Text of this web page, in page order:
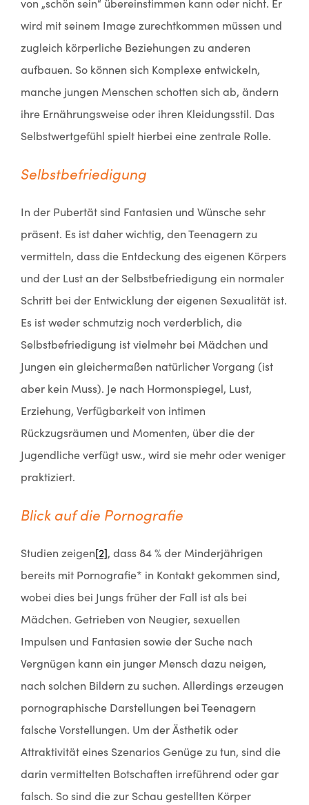
wird mit seinem Image zurechtkommen müssen und
zugleich körperliche Beziehungen zu anderen
aufbauen. So können sich Komplexe entwickeln,
manche jungen Menschen schotten sich ab, ändern
ihre Ernährungsweise oder ihren Kleidungsstil. Das
Selbstwertgefühl spielt hierbei eine zentrale Rolle.
Selbstbefriedigung
In der Pubertät sind Fantasien und Wünsche sehr
präsent. Es ist daher wichtig, den Teenagern zu
vermitteln, dass die Entdeckung des eigenen Körpers
und der Lust an der Selbstbefriedigung ein normaler
Schritt bei der Entwicklung der eigenen Sexualität ist.
Es ist weder schmutzig noch verderblich, die
Selbstbefriedigung ist vielmehr bei Mädchen und
Jungen ein gleichermaßen natürlicher Vorgang (ist
aber kein Muss). Je nach Hormonspiegel, Lust,
Erziehung, Verfügbarkeit von intimen
Rückzugsräumen und Momenten, über die der
Jugendliche verfügt usw., wird sie mehr oder weniger
praktiziert.
Blick auf die Pornografie
Studien zeigen[2], dass 84 % der Minderjährigen
bereits mit Pornografie* in Kontakt gekommen sind,
wobei dies bei Jungs früher der Fall ist als bei
Mädchen. Getrieben von Neugier, sexuellen
Impulsen und Fantasien sowie der Suche nach
Vergnügen kann ein junger Mensch dazu neigen,
nach solchen Bildern zu suchen. Allerdings erzeugen
pornographische Darstellungen bei Teenagern
falsche Vorstellungen. Um der Ästhetik oder
Attraktivität eines Szenarios Genüge zu tun, sind die
darin vermittelten Botschaften irreführend oder gar
falsch. So sind die zur Schau gestellten Körper